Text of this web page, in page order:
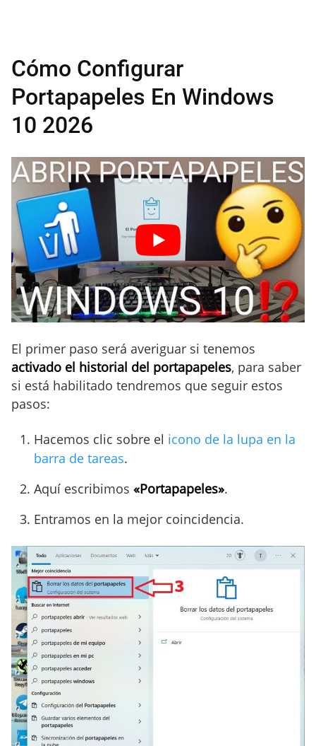
Cómo Configurar
Portapapeles En Windows
10 2026
El primer paso será averiguar si tenemos
activado el historial del portapapeles, para saber
si está habilitado tendremos que seguir estos
pasos:
Hacemos clic sobre el icono de la lupa en la
barra de tareas.
Aquí escribimos «Portapapeles».
Entramos en la mejor coincidencia.